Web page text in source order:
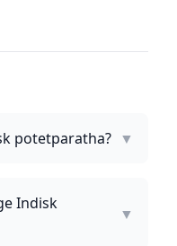
potetparatha? ▼
Indisk
▼